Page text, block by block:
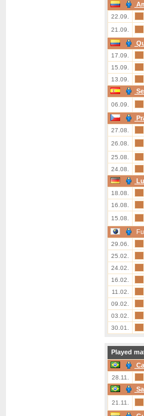
22.09.
21.09.
17.09.
15.09.
13.09.
06.09.
27.08.
26.08.
25.08.
24.08.
18.08.
16.08.
15.08.
29.06.
25.02.
24.02.
16.02.
11.02.
09.02.
03.02.
30.01.
Played
28.11.
21.11.